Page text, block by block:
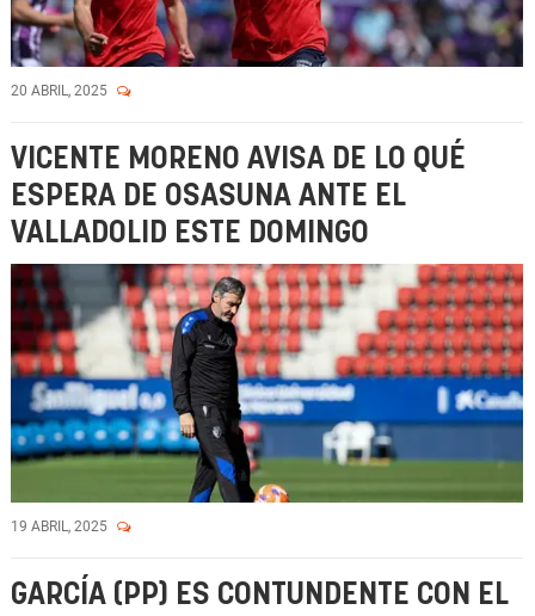
20 ABRIL, 2025
VICENTE MORENO AVISA DE LO QUÉ
ESPERA DE OSASUNA ANTE EL
VALLADOLID ESTE DOMINGO
19 ABRIL, 2025
GARCÍA (PP) ES CONTUNDENTE CON EL